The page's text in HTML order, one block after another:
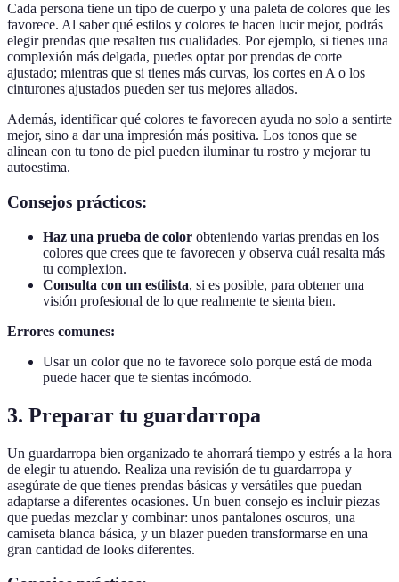
Cada persona tiene un tipo de cuerpo y una paleta de colores que les
favorece. Al saber qué estilos y colores te hacen lucir mejor, podrás
elegir prendas que resalten tus cualidades. Por ejemplo, si tienes una
complexión más delgada, puedes optar por prendas de corte
ajustado; mientras que si tienes más curvas, los cortes en A o los
cinturones ajustados pueden ser tus mejores aliados.
Además, identificar qué colores te favorecen ayuda no solo a sentirte
mejor, sino a dar una impresión más positiva. Los tonos que se
alinean con tu tono de piel pueden iluminar tu rostro y mejorar tu
autoestima.
Consejos prácticos:
Haz una prueba de color obteniendo varias prendas en los
colores que crees que te favorecen y observa cuál resalta más
tu complexion.
Consulta con un estilista, si es posible, para obtener una
visión profesional de lo que realmente te sienta bien.
Errores comunes:
Usar un color que no te favorece solo porque está de moda
puede hacer que te sientas incómodo.
3. Preparar tu guardarropa
Un guardarropa bien organizado te ahorrará tiempo y estrés a la hora
de elegir tu atuendo. Realiza una revisión de tu guardarropa y
asegúrate de que tienes prendas básicas y versátiles que puedan
adaptarse a diferentes ocasiones. Un buen consejo es incluir piezas
que puedas mezclar y combinar: unos pantalones oscuros, una
camiseta blanca básica, y un blazer pueden transformarse en una
gran cantidad de looks diferentes.